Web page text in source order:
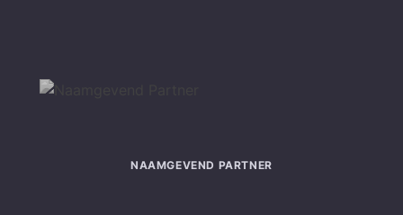
NAAMGEVEND PARTNER